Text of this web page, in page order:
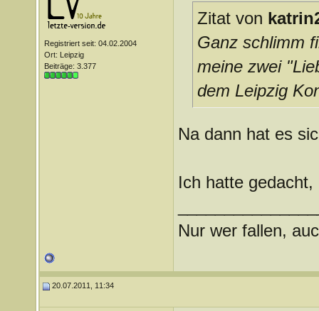
Registriert seit: 04.02.2004
Ort: Leipzig
Beiträge: 3.377
Zitat von
Ganz schlimm
meine zwei
dem Leipzig
Na dann hat es
Ich hatte
Nur wer fallen,
20.07.2011, 11:34